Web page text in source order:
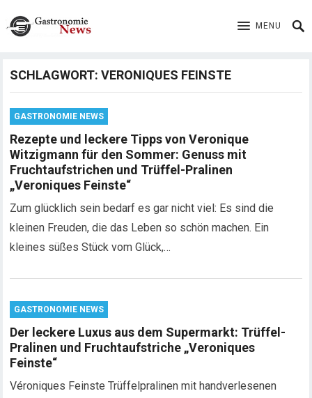
MENU
SCHLAGWORT:VERONIQUES FEINSTE
GASTRONOMIE NEWS
Rezepte und leckere Tipps von Veronique
Witzigmann für den Sommer: Genuss mit
Fruchtaufstrichen und Trüffel-Pralinen
„Veroniques Feinste“
Zum glücklich sein bedarf es gar nicht viel: Es sind die
kleinen Freuden, die das Leben so schön machen. Ein
kleines süßes Stück vom Glück,…
GASTRONOMIE NEWS
Der leckere Luxus aus dem Supermarkt: Trüffel-
Pralinen und Fruchtaufstriche „Veroniques
Feinste“
Véroniques Feinste Trüffelpralinen mit handverlesenen